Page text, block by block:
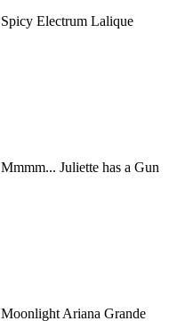
Spicy Electrum Lalique
Mmmm... Juliette has a Gun
Moonlight Ariana Grande